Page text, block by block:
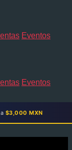
Eventos
Eventos
$3,000 MXN